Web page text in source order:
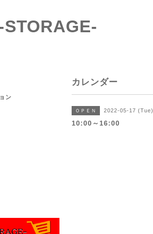
カレンダー
ＯＰＥＮ 2022-05-17 (Tue)
10:00～16:00
ン